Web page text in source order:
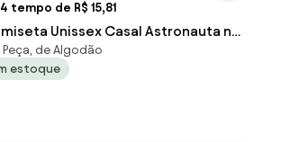
tempo de R$ 15,81
Unissex Casal Astronauta na
- Preto - G
Peça, de Algodão
estoque